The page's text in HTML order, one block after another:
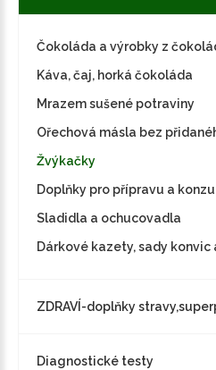
Čokoláda a výrobky z
Káva, čaj, horká čokoláda
Mrazem sušené potraviny
Ořechová másla bez
Žvýkačky
Doplňky pro přípravu a
Sladidla a ochucovadla
Dárkové kazety, sady
ZDRAVÍ-doplňky
Diagnostické testy